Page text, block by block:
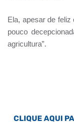
Ela, apesar de
pouco
agricultura”.
CLIQUE AQUI